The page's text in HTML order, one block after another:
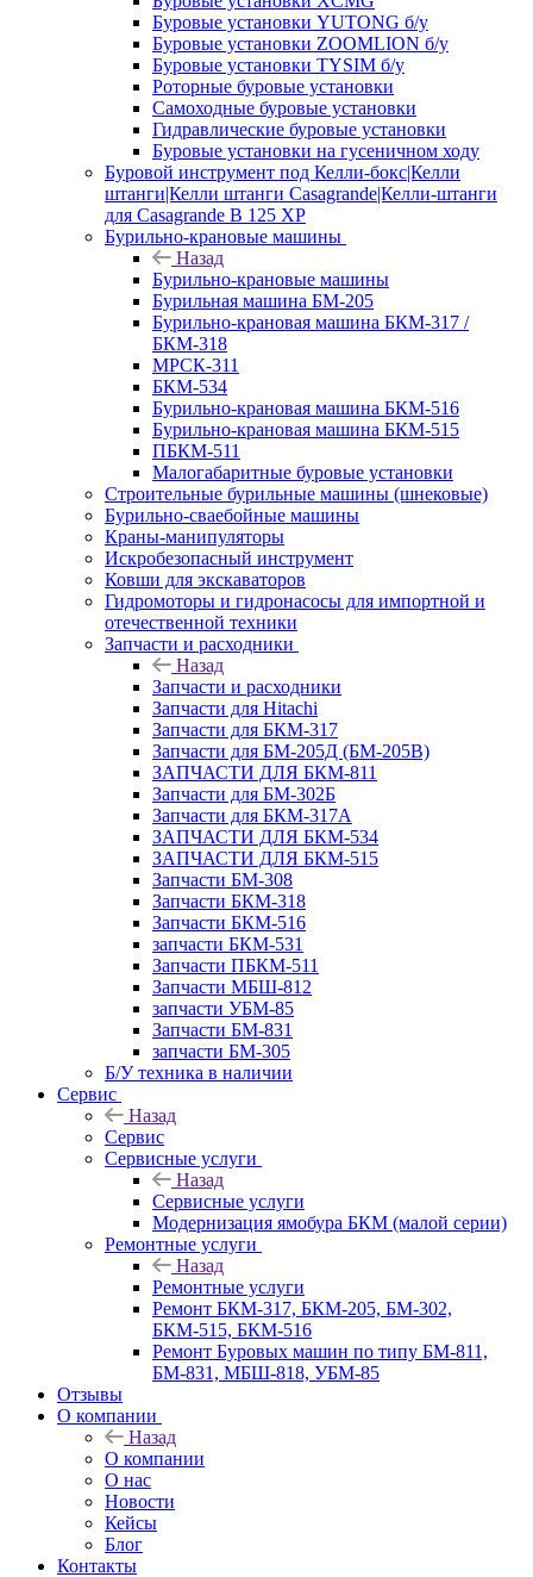
Буровые установки YUTONG б/у
Буровые установки ZOOMLION б/у
Буровые установки TYSIM б/у
Роторные буровые установки
Самоходные буровые установки
Гидравлические буровые установки
Буровые установки на гусеничном ходу
Буровой инструмент под Келли-бокс|Келли
штанги|Келли штанги Casagrande|Келли-штанги
для Casagrande B 125 XP
Бурильно-крановые машины
Назад
Бурильно-крановые машины
Бурильная машина БМ-205
Бурильно-крановая машина БКМ-317 /
БКМ-318
МРСК-311
БКМ-534
Бурильно-крановая машина БКМ-516
Бурильно-крановая машина БКМ-515
ПБКМ-511
Малогабаритные буровые установки
Строительные бурильные машины (шнековые)
Бурильно-сваебойные машины
Краны-манипуляторы
Искробезопасный инструмент
Ковши для экскаваторов
Гидромоторы и гидронасосы для импортной и
отечественной техники
Запчасти и расходники
Назад
Запчасти и расходники
Запчасти для Hitachi
Запчасти для БКМ-317
Запчасти для БМ-205Д (БМ-205В)
ЗАПЧАСТИ ДЛЯ БКМ-811
Запчасти для БМ-302Б
Запчасти для БКМ-317А
ЗАПЧАСТИ ДЛЯ БКМ-534
ЗАПЧАСТИ ДЛЯ БКМ-515
Запчасти БМ-308
Запчасти БКМ-318
Запчасти БКМ-516
запчасти БКМ-531
Запчасти ПБКМ-511
Запчасти МБШ-812
запчасти УБМ-85
Запчасти БМ-831
запчасти БМ-305
Б/У техника в наличии
Сервис
Назад
Сервис
Сервисные услуги
Назад
Сервисные услуги
Модернизация ямобура БКМ (малой серии)
Ремонтные услуги
Назад
Ремонтные услуги
Ремонт БКМ-317, БКМ-205, БМ-302,
БКМ-515, БКМ-516
Ремонт Буровых машин по типу БМ-811,
БМ-831, МБШ-818, УБМ-85
Отзывы
О компании
Назад
О компании
О нас
Новости
Кейсы
Блог
Контакты